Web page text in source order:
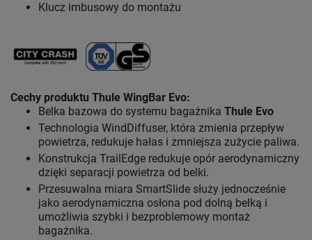
Klucz imbusowy do montażu
Cechy produktu Thule WingBar Evo:
Belka bazowa do systemu bagażnika Thule Evo
Technologia WindDiffuser, która zmienia przepływ
powietrza, redukuje hałas i zmniejsza zużycie paliwa.
Konstrukcja TrailEdge redukuje opór aerodynamiczny
dzięki separacji powietrza od belki.
Przesuwalna miara SmartSlide służy jednocześnie
jako aerodynamiczna osłona pod dolną belką i
umożliwia szybki i bezproblemowy montaż
bagażnika.